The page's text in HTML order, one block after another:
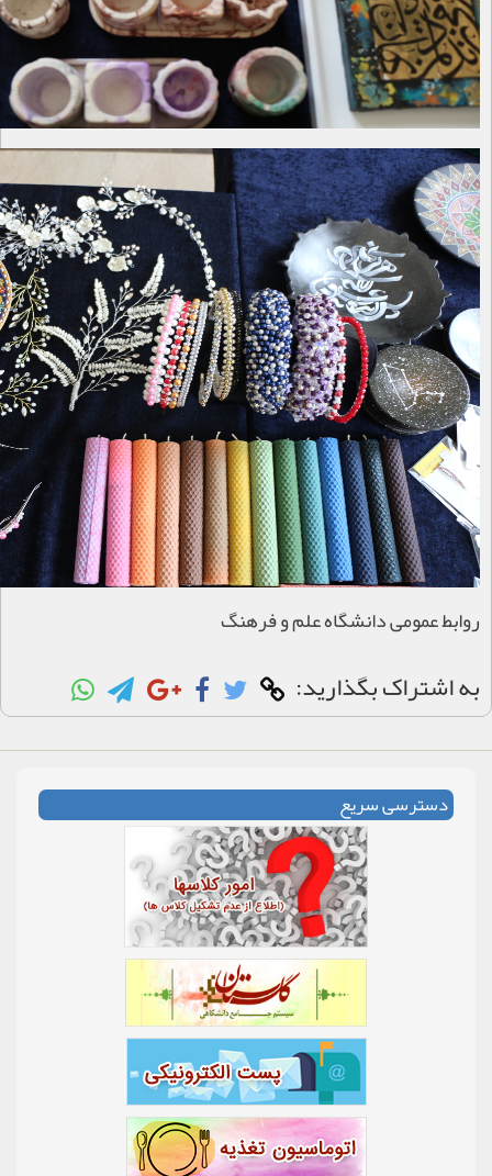
روابط عمومی دانشگاه علم و فرهنگ
به اشتراک بگذارید:
دسترسی سریع